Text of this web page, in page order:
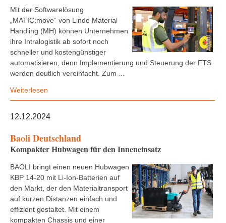
Mit der Softwarelösung
„MATIC:move“ von Linde Material
Handling (MH) können Unternehmen
ihre Intralogistik ab sofort noch
schneller und kostengünstiger
automatisieren, denn Implementierung und Steuerung der FTS
werden deutlich vereinfacht. Zum ...
Weiterlesen
12.12.2024
Baoli Deutschland
Kompakter Hubwagen für den Inneneinsatz
BAOLI bringt einen neuen Hubwagen
KBP 14-20 mit Li-Ion-Batterien auf
den Markt, der den Materialtransport
auf kurzen Distanzen einfach und
effizient gestaltet. Mit einem
kompakten Chassis und einer